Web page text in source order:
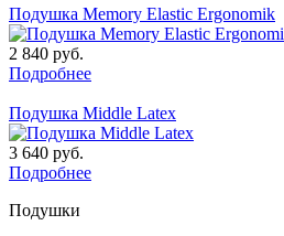
Подушка Memory Elastic Ergonomik
2 840 руб.
Подробнее
Подушка Middle Latex
3 640 руб.
Подробнее
Подушки